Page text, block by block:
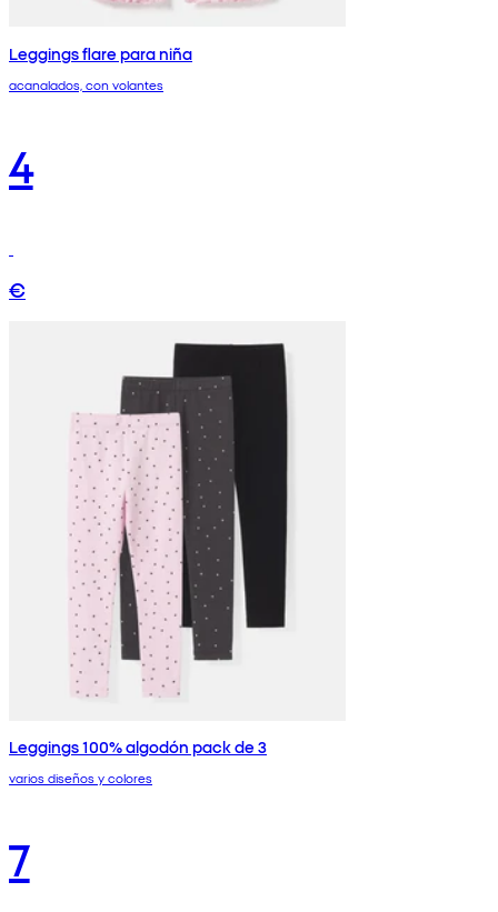
Leggings flare para niña
acanalados, con volantes
4
€
Leggings 100% algodón pack de 3
varios diseños y colores
7